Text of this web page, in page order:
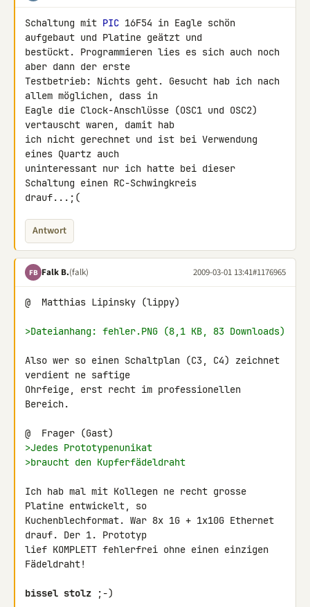
Schaltung mit PIC 16F54 in Eagle schön
aufgebaut und Platine geätzt und
bestückt. Programmieren lies es sich auch noch
aber dann der erste
Testbetrieb: Nichts geht. Gesucht hab ich nach
allem möglichen, dass in
Eagle die Clock-Anschlüsse (OSC1 und OSC2)
vertauscht waren, damit hab
ich nicht gerechnet und ist bei Verwendung
eines Quartz auch
uninteressant nur ich hatte bei dieser
Schaltung einen RC-Schwingkreis
drauf...;(
Antwort
FB Falk B.(falk) 2009-03-01 13:41#1176965
@  Matthias Lipinsky (lippy)
>Dateianhang: fehler.PNG (8,1 KB, 83 Downloads)
Also wer so einen Schaltplan (C3, C4) zeichnet
verdient ne saftige
Ohrfeige, erst recht im professionellen
Bereich.
>Jedes Prototypenunikat
>braucht den Kupferfädeldraht
Ich hab mal mit Kollegen ne recht grosse
Platine entwickelt, so
Kuchenblechformat. War 8x 1G + 1x10G Ethernet
drauf. Der 1. Prototyp
lief KOMPLETT fehlerfrei ohne einen einzigen
Fädeldraht!
bissel stolz ;-)